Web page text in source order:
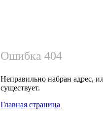
Ошибка 404
Неправильно набран адрес,
существует.
Главная страница